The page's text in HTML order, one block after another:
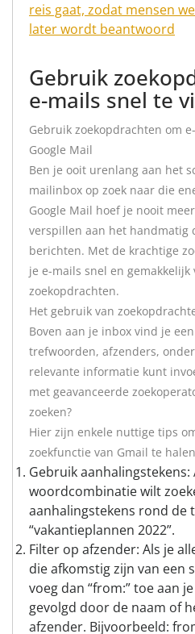
reis gaat, zodat mensen
later wordt beantwoord
Gebruik
e-mails snel te
Gebruik zoekopdrachten om
Google Mail
Ben je ooit urenlang aan het
mailinbox op zoek naar die
Google Mail hoef je nooit
verspillen aan het handmatig
berichten. Met de krachtige
je e-mails snel en
zoekopdrachten.
Het gebruik van
Boven aan je inbox vind je
trefwoorden, afzenders,
relevante informatie kunt
met geavanceerde
zoeken?
Hier zijn enkele nuttige tips
zoekfunctie van Gmail te
Gebruik aanhalingstekens:
woordcombinatie wilt
aanhalingstekens rond de
“vakantieplannen 2022”.
Filter op afzender: Als je
die afkomstig zijn van een
voeg dan “from:” toe aan
gevolgd door de naam of
afzender. Bijvoorbeeld: